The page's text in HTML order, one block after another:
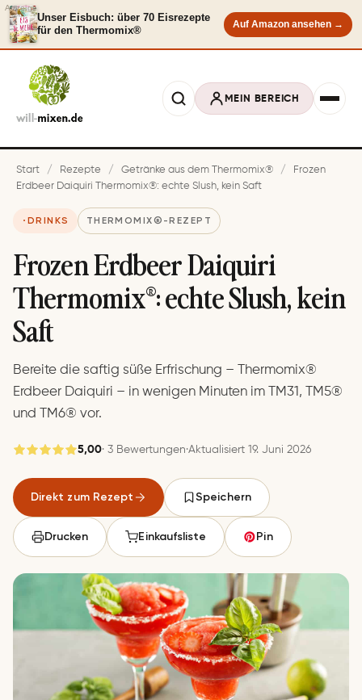
Anzeige
Unser Eisbuch: über 70 Eisrezepte
für den Thermomix®
Auf Amazon ansehen →
MEIN BEREICH
Start / Rezepte / Getränke aus dem Thermomix® /
Frozen
Erdbeer Daiquiri Thermomix®: echte Slush, kein Saft
DRINKS THERMOMIX®-REZEPT
Frozen Erdbeer Daiquiri
Thermomix®: echte Slush, kein
Saft
Bereite die saftig süße Erfrischung – Thermomix®
Erdbeer Daiquiri – in wenigen Minuten im TM31, TM5®
und TM6® vor.
5,00· 3 Bewertungen·Aktualisiert 19. Juni 2026
Direkt zum Rezept
Gespeichert
Speichern
Speichern
Drucken Einkaufsliste Pin